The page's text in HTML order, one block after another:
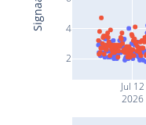
Jul 12
2026
2
4